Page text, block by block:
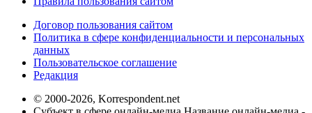
Договор пользования сайтом
Политика в сфере конфиденциальности и персональных
данных
Пользовательское соглашение
Редакция
© 2000-2026, Korrespondent.net